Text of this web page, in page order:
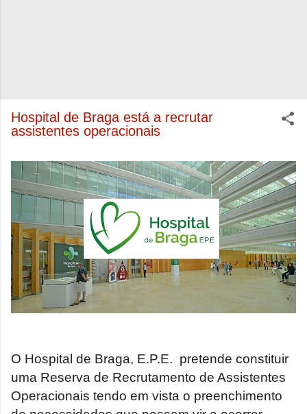
Hospital de Braga está a recrutar
assistentes operacionais
O Hospital de Braga, E.P.E. pretende constituir
uma Reserva de Recrutamento de Assistentes
Operacionais tendo em vista o preenchimento